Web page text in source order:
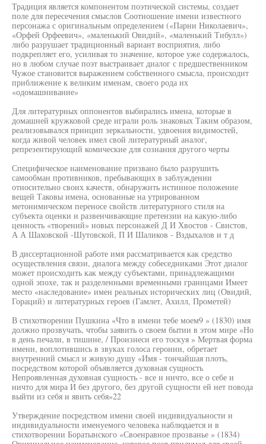
Традиция является компонентом поэтической системы, создает
поле для пересечения смыслов Соотношение имени известного
персонажа с оригинальным определением («Парни Николаевич»,
«Орфей Орфеевич», «маленький Овидий», «маленький Тибулл»)
либо разрушает традиционный вариант восприятия, либо
подкрепляет его, усиливая то значение, которое уже содержалось,
но в любом случае поэт выстраивает диалог с предшественником
Чужое становится выражением собственного смысла, происходит
приближение к великим именам, своего рода их
«одомашнивание»
Для литературных оппонентов выбирались имена, которые в
домашней кружковой среде играли роль знаковых Таким образом,
реализовывался принцип зеркальности, удвоения видимостей,
когда живой человек имел свой литературный аналог,
репрезентирующий комические для сознания другого черты
Специфическое наименование призвано было разрушить
самообман противников, пребывающих в заблуждении
относительно своих качеств, обнаружить истинное положение
вещей Таковы имена, основанные на утрированном
метонимическом переносе свойств литературного стиля на
субъекта оценки и развенчивающие претензии на какую-либо
ценность «творений» новых персонажей Д И Хвостов - Свистов,
А А Шаховской -Шутовской, П И Шаликов - Вздыхалов и т д
В диссертационной работе имя рассматривается как средство
осуществления связи, диалога между собеседниками Этот диалог
может происходить как между субъектами, принадлежащими
одной эпохе, так и разделенными временными границами Имеет
место «наследование» имен реальных исторических лиц (Овидий,
Гораций) и литературных героев (Гамлет, Ахилл, Прометей)
В стихотворении Пушкина «Что в имени тебе моем9 » (1830) имя
должно прозвучать, чтобы заявить о своем бытии в этом мире «Но
в день печали, в тишине, / Произнеси его тоскуя » Мертвая форма
имени, воплотившись в звуках голоса героини, обретает
внутренний смысл и живую душу «Имя - тончайшая плоть,
посредством которой объявляется духовная сущность
Непроявленная духовная сущность - все и ничто, все о себе и
ничто для мира И без другого, без другой сущности ей нет повода
выйти из себя и явить себя»22
Утверждение посредством имени своей индивидуальности и
индивидуальности именуемого человека наблюдается и в
стихотворении Боратынского «Своенравное прозванье » (1834)